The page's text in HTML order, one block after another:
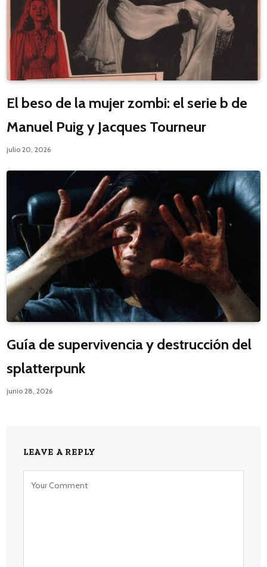
El beso de la mujer zombi: el serie b de
Manuel Puig y Jacques Tourneur
julio 20, 2026
Guía de supervivencia y destrucción del
splatterpunk
junio 28, 2026
LEAVE A REPLY